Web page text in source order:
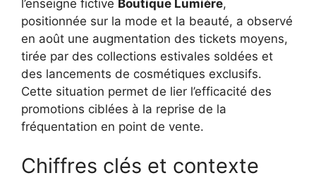
l’enseigne fictive Boutique Lumière,
positionnée sur la mode et la beauté, a observé
en août une augmentation des tickets moyens,
tirée par des collections estivales soldées et
des lancements de cosmétiques exclusifs.
Cette situation permet de lier l’efficacité des
promotions ciblées à la reprise de la
fréquentation en point de vente.
Chiffres clés et contexte